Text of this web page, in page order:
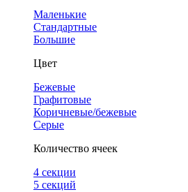
Маленькие
Стандартные
Большие
Цвет
Бежевые
Графитовые
Коричневые/бежевые
Серые
Количество ячеек
4 cекции
5 секций